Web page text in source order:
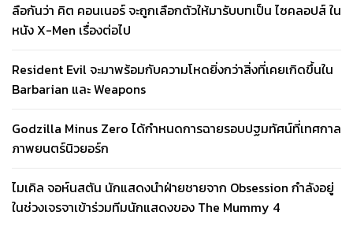
ลือกันว่า คิต คอนเนอร์ จะถูกเลือกตัวให้มารับบทเป็น ไซคลอปส์ ใน
หนัง X-Men เรื่องต่อไป
Resident Evil จะมาพร้อมกับความโหดยิ่งกว่าสิ่งที่เคยเกิดขึ้นใน
Barbarian และ Weapons
Godzilla Minus Zero ได้กำหนดการฉายรอบปฐมทัศน์ที่เทศกาล
ภาพยนตร์นิวยอร์ก
ไมเคิล จอห์นสตัน นักแสดงนำฝ่ายชายจาก Obsession กำลังอยู่
ในช่วงเจรจาเข้าร่วมทีมนักแสดงของ The Mummy 4